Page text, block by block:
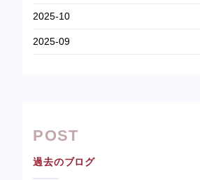
2025-10
2025-09
POST
過去のブログ